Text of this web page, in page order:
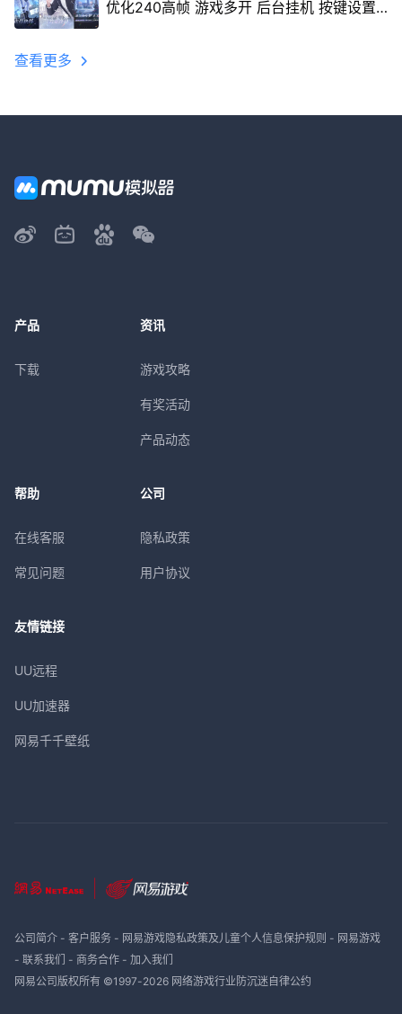
优化240高帧 游戏多开 后台挂机 按键设置
查看更多
产品
下载
资讯
游戏攻略
有奖活动
产品动态
帮助
在线客服
常见问题
公司
隐私政策
用户协议
友情链接
UU远程
UU加速器
网易千千壁纸
公司简介- 客户服务- 网易游戏隐私政策及儿童个人信息保护规则 - 网易游戏
- 联系我们 - 商务合作- 加入我们
网易公司版权所有 ©1997-2026 网络游戏行业防沉迷自律公约